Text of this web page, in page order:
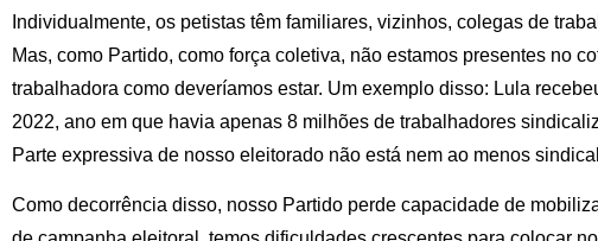
Individualmente, os petistas têm familiares, vizinhos, colegas de
Mas, como Partido, como força coletiva, não estamos presentes no
trabalhadora como deveríamos estar. Um exemplo disso: Lula
2022, ano em que havia apenas 8 milhões de trabalhadores
Parte expressiva de nosso eleitorado não está nem ao menos
Como decorrência disso, nosso Partido perde capacidade de